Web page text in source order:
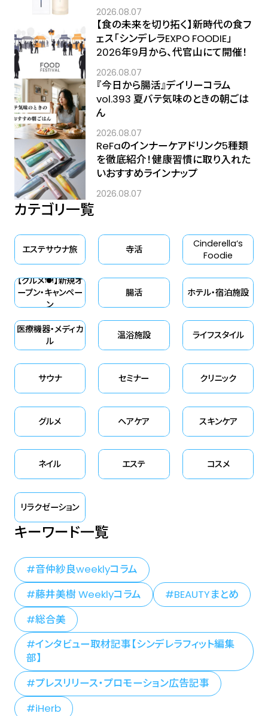
2026.08.07
【食の未来を切り拓く】新時代の食フ
ェス「シンデレラEXPO FOODIE」
2026年9月から、代官山にて開催！
2026.08.07
『今日から腸活』デイリーコラム
vol.393 夏バテ気味のときの朝ごは
ん
2026.08.07
ReFaのインナーケアドリンク5種類
を徹底紹介！健康習慣に取り入れた
いおすすめラインナップ
2026.08.07
カテゴリ一覧
エステサウナ旅 寺活
Cinderella‘s
Foodie
【グルメ🍽】新規オ
ープン・キャンペー
ン
腸活 ホテル・宿泊施設
医療機器・メディカ
ル
温浴施設 ライフスタイル
サウナ セミナー クリニック
グルメ ヘアケア スキンケア
ネイル エステ コスメ
リラクゼーション
キーワード一覧
音仲紗良weeklyコラム
藤井美樹 Weeklyコラム
BEAUTYまとめ
総合美
インタビュー取材記事【シンデレラフィット編集
部】
プレスリリース・プロモーション広告記事
iHerb